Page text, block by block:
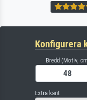
Konfigurera
Bredd (Motiv,
Extra kant